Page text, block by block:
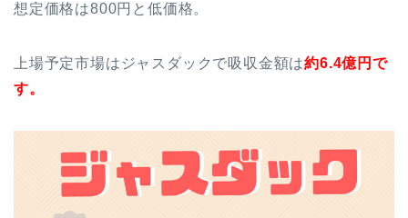
想定価格は800円と低価格。
上場予定市場はジャスダックで吸収金額は約6.4億円で
す。